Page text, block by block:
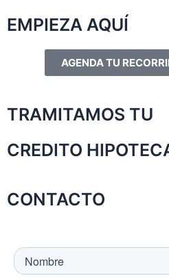
EMPIEZA AQUÍ
AGENDA TU
TRAMITAMOS TU
CREDITO
CONTACTO